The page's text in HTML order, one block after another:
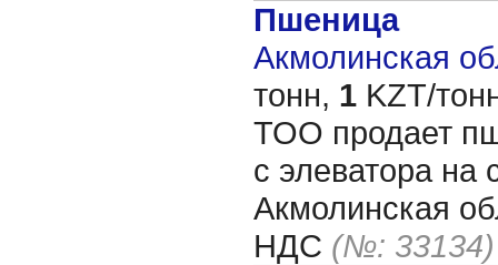
Пшеница
Акмолинская
тонн, 1 KZT/
ТОО продает
с элеватора на
Акмолинская
НДС (№: 33134)